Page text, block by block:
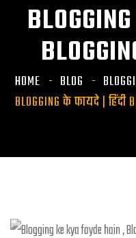
HOME BLOG
BLOGGING के फायदे | हिंदी